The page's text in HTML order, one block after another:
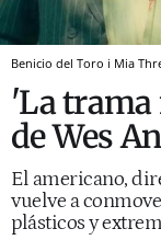
Benicio del Toro i Mia
'La
de Wes
El americano,
vuelve a
plásticos y